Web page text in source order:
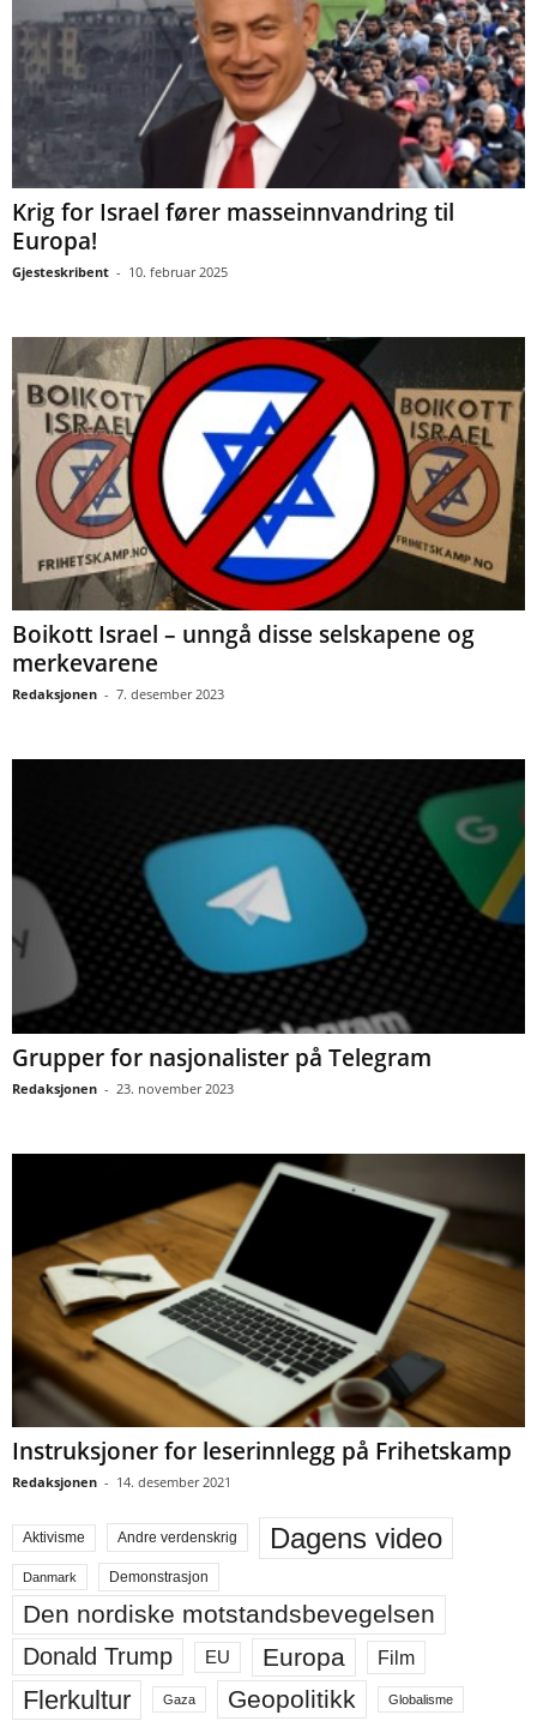
Krig for Israel fører masseinnvandring til
Europa!
Gjesteskribent - 10. februar 2025
Boikott Israel – unngå disse selskapene og
merkevarene
Redaksjonen - 7. desember 2023
Grupper for nasjonalister på Telegram
Redaksjonen - 23. november 2023
Instruksjoner for leserinnlegg på Frihetskamp
Redaksjonen - 14. desember 2021
Aktivisme Andre verdenskrig Dagens video
Danmark Demonstrasjon
Den nordiske motstandsbevegelsen
Donald Trump EU Europa Film
Flerkultur Gaza Geopolitikk Globalisme